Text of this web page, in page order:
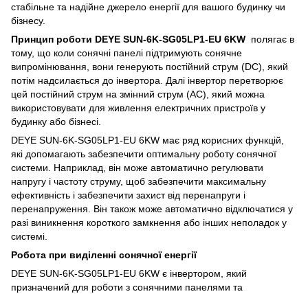
стабільне та надійне джерело енергії для вашого будинку чи
бізнесу.
Принцип роботи DEYE SUN-6K-SG05LP1-EU 6KW полягає в
тому, що коли сонячні панелі підтримують сонячне
випромінювання, вони генерують постійний струм (DC), який
потім надсилається до інвертора. Далі інвертор перетворює
цей постійний струм на змінний струм (AC), який можна
використовувати для живлення електричних пристроїв у
будинку або бізнесі.
DEYE SUN-6K-SG05LP1-EU 6KW має ряд корисних функцій,
які допомагають забезпечити оптимальну роботу сонячної
системи. Наприклад, він може автоматично регулювати
напругу і частоту струму, щоб забезпечити максимальну
ефективність і забезпечити захист від перенапруги і
перенапруження. Він також може автоматично відключатися у
разі виникнення короткого замкнення або інших неполадок у
системі.
Робота при виділенні сонячної енергії
DEYE SUN-6K-SG05LP1-EU 6KW є інвертором, який
призначений для роботи з сонячними панелями та